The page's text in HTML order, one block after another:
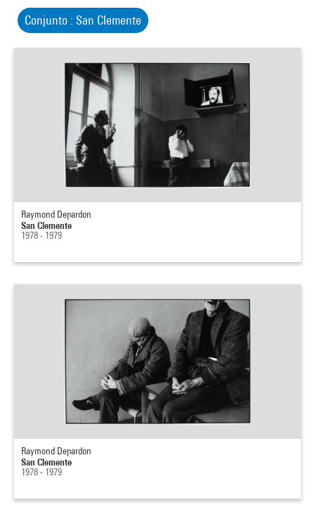
Conjunto : San Clemente
Raymond Depardon
San Clemente
1978 - 1979
Raymond Depardon
San Clemente
1978 - 1979